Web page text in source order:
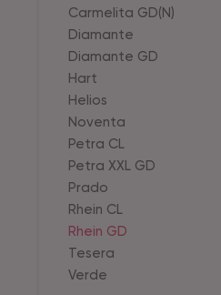
Carmelita GD(N)
Diamante
Diamante GD
Hart
Helios
Noventa
Petra CL
Petra XXL GD
Prado
Rhein CL
Rhein GD
Tesera
Verde